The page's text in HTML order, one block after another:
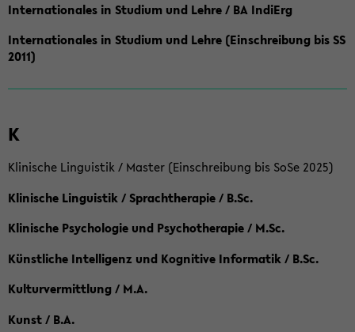
Internationales in Studium und Lehre / BA IndiErg
Internationales in Studium und Lehre (Einschreibung bis SS
2011)
K
Klinische Linguistik / Master (Einschreibung bis SoSe 2025)
Klinische Linguistik / Sprachtherapie / B.Sc.
Klinische Psychologie und Psychotherapie / M.Sc.
Künstliche Intelligenz und Kognitive Informatik / B.Sc.
Kulturvermittlung / M.A.
Kunst / B.A.